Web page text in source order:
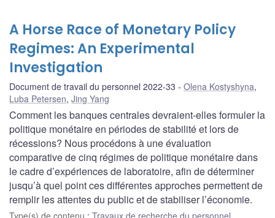
A Horse Race of Monetary Policy
Regimes: An Experimental
Investigation
Document de travail du personnel 2022-33 Olena Kostyshyna,
Luba Petersen, Jing Yang
Comment les banques centrales devraient-elles formuler la
politique monétaire en périodes de stabilité et lors de
récessions? Nous procédons à une évaluation
comparative de cinq régimes de politique monétaire dans
le cadre d’expériences de laboratoire, afin de déterminer
jusqu’à quel point ces différentes approches permettent de
remplir les attentes du public et de stabiliser l’économie.